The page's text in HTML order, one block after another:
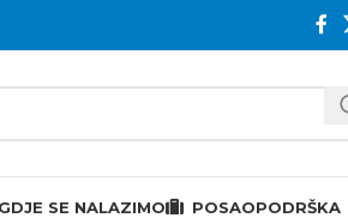
GDJE SE NALAZIMO POSAOPODRŠKA